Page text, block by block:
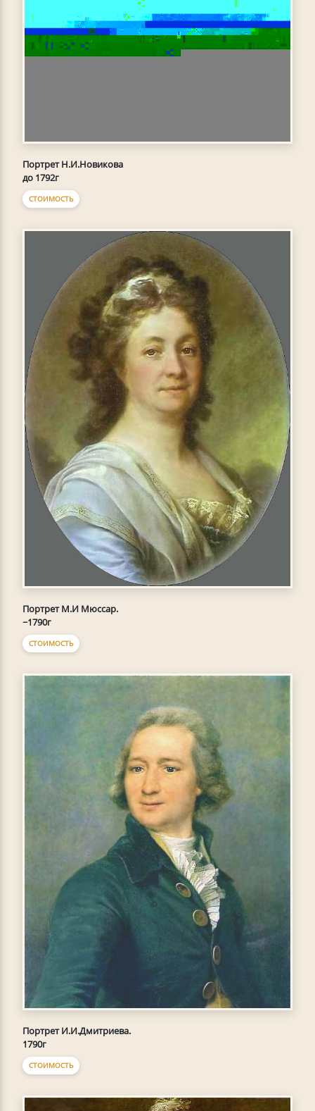
Портрет Н.И.Новикова
до 1792г
СТОИМОСТЬ
Портрет M.И Мюссар.
~1790г
СТОИМОСТЬ
Портрет И.И.Дмитриева.
1790г
СТОИМОСТЬ